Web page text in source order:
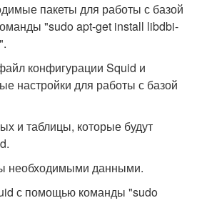
пакеты для работы с базой
"sudo apt-get install libdbi-
конфигурации Squid и
настройки для работы с базой
и таблицы, которые будут
необходимыми данными.
с помощью команды "sudo